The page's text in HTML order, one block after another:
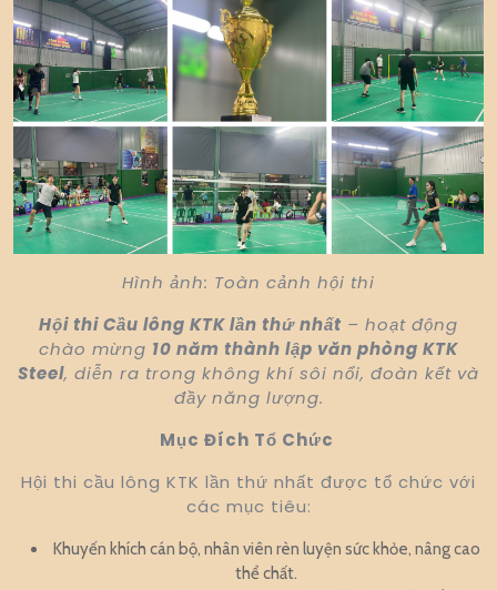
Hình ảnh: Toàn cảnh hội thi
Hội thi Cầu lông KTK lần thứ nhất – hoạt động
chào mừng 10 năm thành lập văn phòng KTK
Steel, diễn ra trong không khí sôi nổi, đoàn kết và
đầy năng lượng.
Mục Đích Tổ Chức
Hội thi cầu lông KTK lần thứ nhất được tổ chức với
các mục tiêu:
Khuyến khích cán bộ, nhân viên rèn luyện sức khỏe, nâng cao
thể chất.